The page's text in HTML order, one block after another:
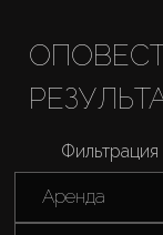
Аренда